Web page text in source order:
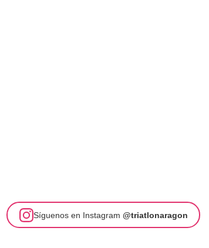
Síguenos en Instagram @triatlonaragon